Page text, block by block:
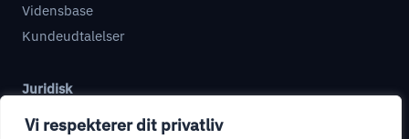
Vi respekterer dit privatliv
Vidensbase
Kundeudtalelser
Juridisk
Databehandleraftale